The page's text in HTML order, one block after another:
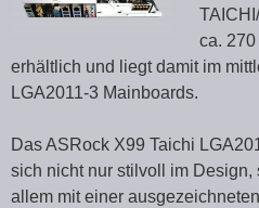
ca.
erhältlich und liegt damit im
LGA2011-3 Mainboards.
Das ASRock X99 Taichi
sich nicht nur stilvoll im Design,
allem mit einer